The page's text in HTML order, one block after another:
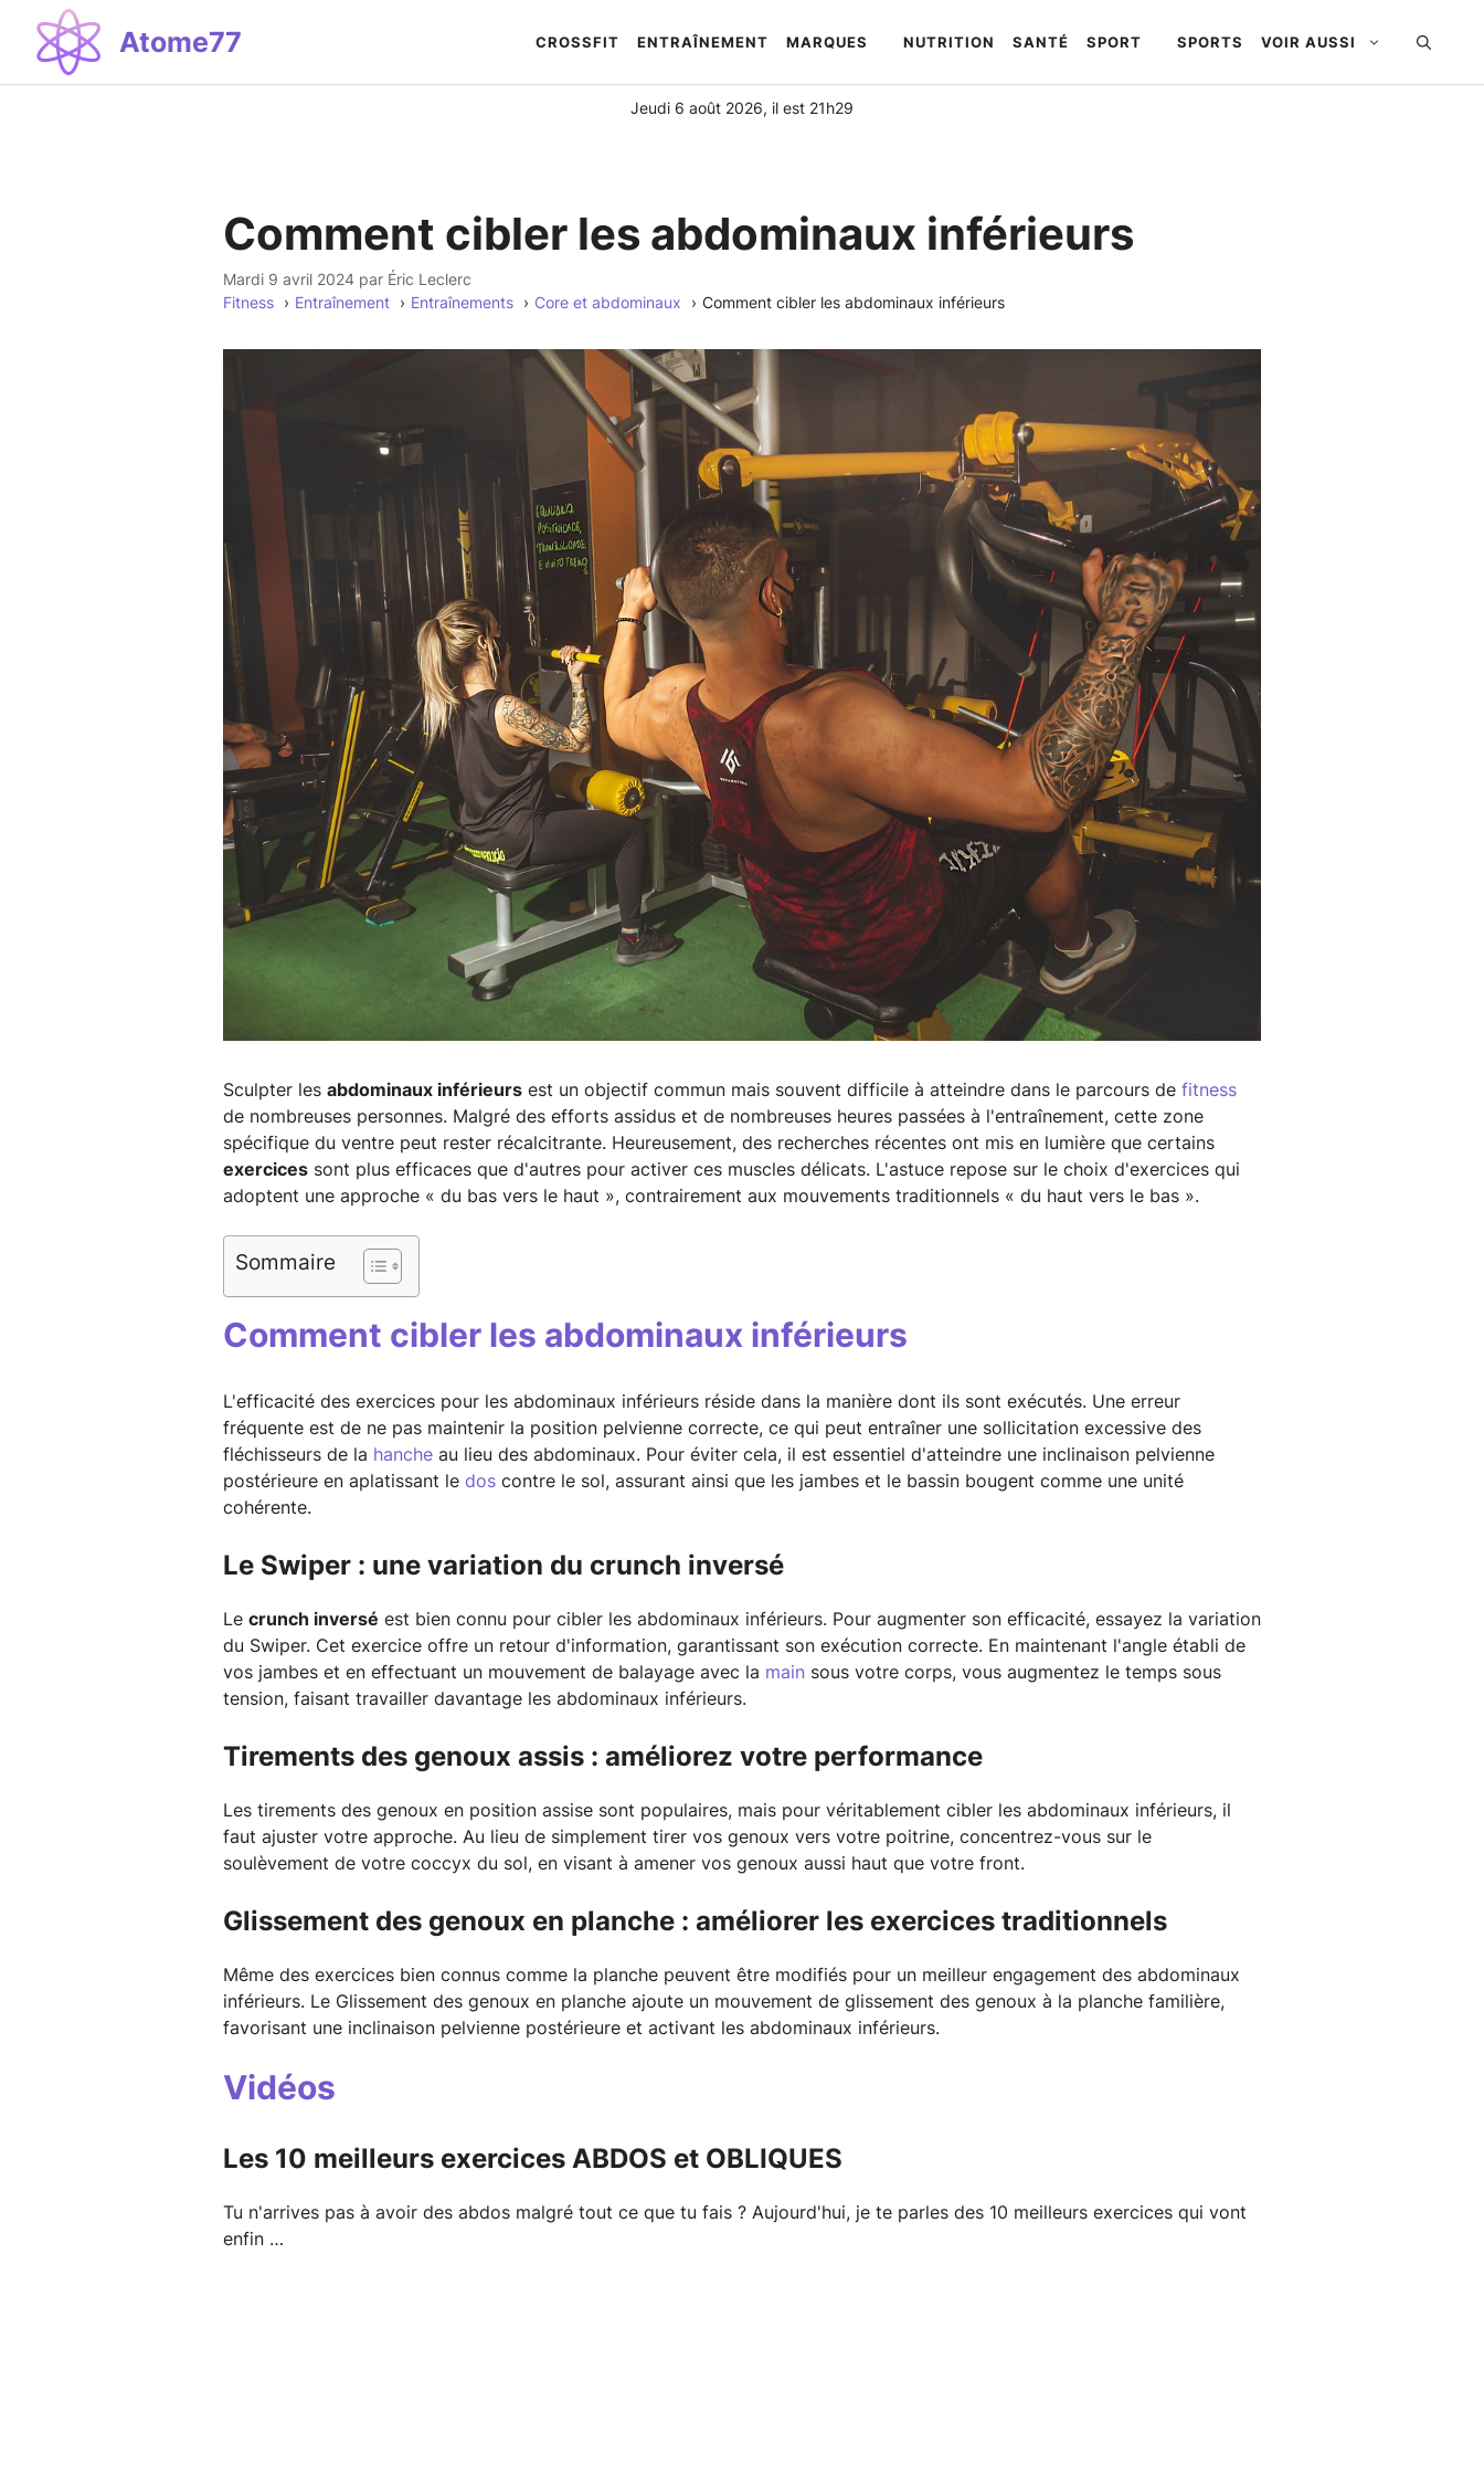
contenu
Atome77 CROSSFIT ENTRAÎNEMENT MARQUES NUTRITION SANTÉ SPORT SPORTS
Automatically
Hierarchic
Version
2.1.0
Author:
Au
https://atakanau.blogspot.com/2021/01/automatic-
category-
menu-
wp-
plugin.html
Active
Theme:
GeneratePress
Child
(template)
|
Parent
Theme:
GeneratePress
(generatepress)
VOIR AUSSI
Jeudi 6 août 2026, il est 21h29
Comment cibler les abdominaux inférieurs
mardi 9 avril 2024 par Éric Leclerc
Fitness Entraînement Entraînements Core et abdominaux Comment cibler les abdominaux inférieurs
Sculpter les abdominaux inférieurs est un objectif commun mais souvent difficile à atteindre dans le parcours de fitness
de nombreuses personnes. Malgré des efforts assidus et de nombreuses heures passées à l'entraînement, cette zone
spécifique du ventre peut rester récalcitrante. Heureusement, des recherches récentes ont mis en lumière que certains
exercices sont plus efficaces que d'autres pour activer ces muscles délicats. L'astuce repose sur le choix d'exercices qui
adoptent une approche « du bas vers le haut », contrairement aux mouvements traditionnels « du haut vers le bas ».
Sommaire
Comment cibler les abdominaux inférieurs
L'efficacité des exercices pour les abdominaux inférieurs réside dans la manière dont ils sont exécutés. Une erreur
fréquente est de ne pas maintenir la position pelvienne correcte, ce qui peut entraîner une sollicitation excessive des
fléchisseurs de la hanche au lieu des abdominaux. Pour éviter cela, il est essentiel d'atteindre une inclinaison pelvienne
postérieure en aplatissant le dos contre le sol, assurant ainsi que les jambes et le bassin bougent comme une unité
cohérente.
Le Swiper : une variation du crunch inversé
Le crunch inversé est bien connu pour cibler les abdominaux inférieurs. Pour augmenter son efficacité, essayez la variation
du Swiper. Cet exercice offre un retour d'information, garantissant son exécution correcte. En maintenant l'angle établi de
vos jambes et en effectuant un mouvement de balayage avec la main sous votre corps, vous augmentez le temps sous
tension, faisant travailler davantage les abdominaux inférieurs.
Tirements des genoux assis : améliorez votre performance
Les tirements des genoux en position assise sont populaires, mais pour véritablement cibler les abdominaux inférieurs, il
faut ajuster votre approche. Au lieu de simplement tirer vos genoux vers votre poitrine, concentrez-vous sur le
soulèvement de votre coccyx du sol, en visant à amener vos genoux aussi haut que votre front.
Glissement des genoux en planche : améliorer les exercices traditionnels
Même des exercices bien connus comme la planche peuvent être modifiés pour un meilleur engagement des abdominaux
inférieurs. Le Glissement des genoux en planche ajoute un mouvement de glissement des genoux à la planche familière,
favorisant une inclinaison pelvienne postérieure et activant les abdominaux inférieurs.
Vidéos
Les 10 meilleurs exercices ABDOS et OBLIQUES
Tu n'arrives pas à avoir des abdos malgré tout ce que tu fais ? Aujourd'hui, je te parles des 10 meilleurs exercices qui vont
enfin …